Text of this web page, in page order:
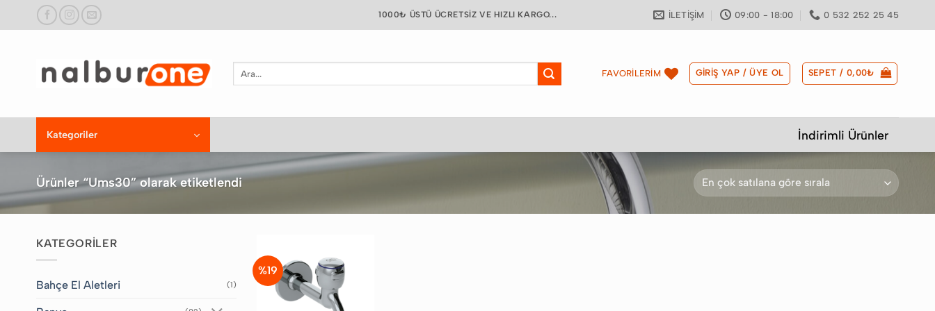
1000₺ ÜSTÜ ÜCRETSIZ VE HIZLI KARGO... İLETIŞIM 09:00 - 18:00 0 532 252 25 45
Ara:
FAVORİLERİM GIRIŞ YAP / ÜYE OL SEPET / 0,00₺
Kategoriler İndirimli Ürünler
Ürünler “Ums30” olarak etiketlendi
KATEGORİLER
Bahçe El Aletleri (1)
%19
Favorilere
Ekle